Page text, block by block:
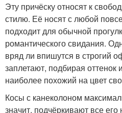
Эту причёску относят к
стилю. Её носят с любой
подходит для обычной
романтического свидания.
вряд ли впишутся в строгий
заплетают, подбирая оттенок
наиболее похожий на цвет
Косы с канеколоном
значит, подчёркивают все